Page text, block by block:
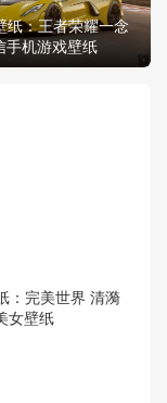
纸：王者荣耀一念
手机游戏壁纸
：完美世界 清漪
女壁纸